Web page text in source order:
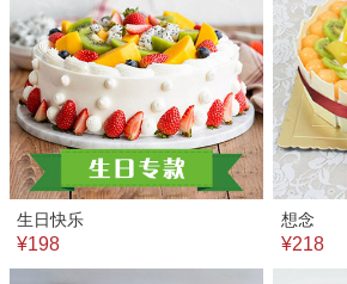
生日快乐
¥198
想念
¥218